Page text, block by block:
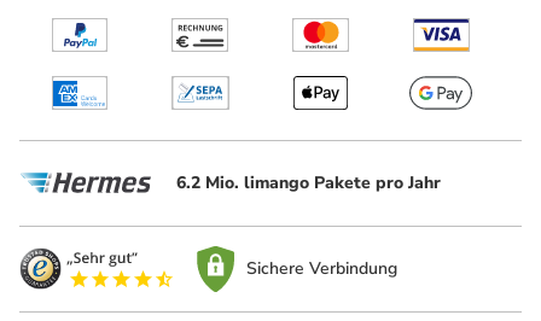
6.2 Mio. limango Pakete pro Jahr
Sichere Verbindung